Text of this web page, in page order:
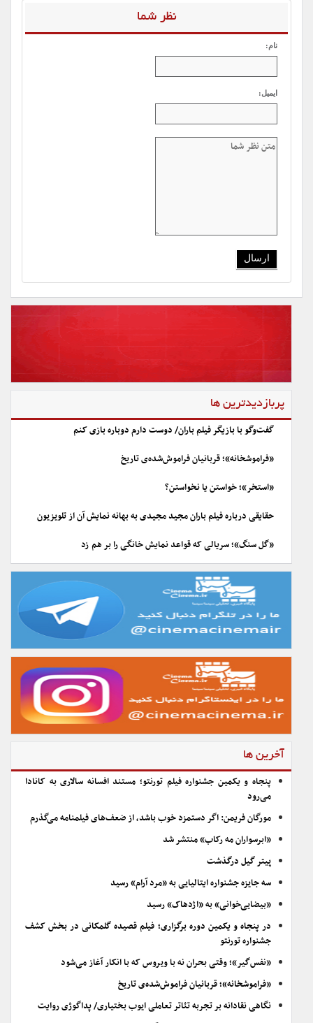
نظر شما
نام:
ایمیل:
پربازدیدترین ها
گفت‌وگو با بازیگر فیلم باران/ دوست دارم دوباره بازی کنم
«فراموشخانه»؛ قربانیان فراموش‌شده‌ی تاریخ
«استخر»؛ خواستن یا نخواستن؟
حقایقی درباره فیلم باران مجید مجیدی به بهانه نمایش آن از تلویزیون
«گل سنگ»؛ سریالی که قواعد نمایش خانگی را بر هم زد
آخرین ها
پنجاه و یکمین جشنواره فیلم تورنتو؛ مستند افسانه سالاری به کانادا
می‌رود
مورگان فریمن: اگر دستمزد خوب باشد، از ضعف‌های فیلمنامه می‌گذرم
«ابرسواران مه رکاب» منتشر شد
پیتر گیل درگذشت
سه جایزه جشنواره ایتالیایی به «مرد آرام» رسید
«بیضایی‌خوانی» به «اژدهاک» رسید
در پنجاه و یکمین دوره برگزاری؛ فیلم قصیده گلمکانی در بخش کشف
جشنواره تورنتو
«نفس‌گیر»؛ وقتی بحران نه با ویروس که با انکار آغاز می‌شود
«فراموشخانه»؛ قربانیان فراموش‌شده‌ی تاریخ
نگاهی نقادانه بر تجربه تئاتر تعاملی ایوب بختیاری/ پداگوژی روایت